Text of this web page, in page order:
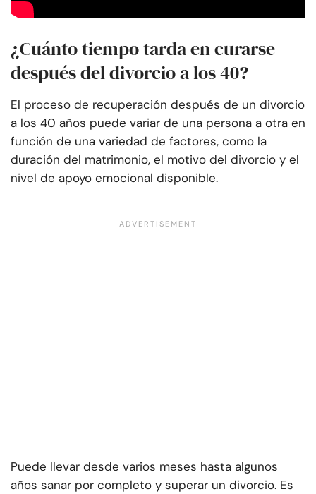
¿Cuánto tiempo tarda en curarse
después del divorcio a los 40?
El proceso de recuperación después de un divorcio
a los 40 años puede variar de una persona a otra en
función de una variedad de factores, como la
duración del matrimonio, el motivo del divorcio y el
nivel de apoyo emocional disponible.
Puede llevar desde varios meses hasta algunos
años sanar por completo y superar un divorcio. Es